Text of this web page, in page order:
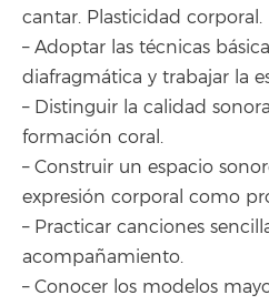
cantar. Plasticidad corporal.
– Adoptar las técnicas
diafragmática y trabajar la
– Distinguir la calidad
formación coral.
– Construir un espacio
expresión corporal como
– Practicar canciones
acompañamiento.
– Conocer los modelos